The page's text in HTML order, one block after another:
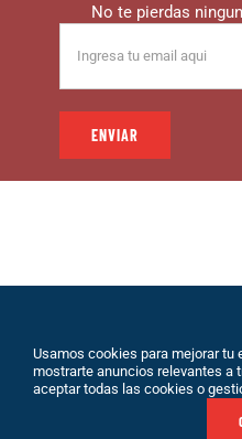
No te pierdas
© 1999 – DECANO – La
Desarrollo: Eolio |Políticas
Nosotros|Terminos de
Usamos cookies para mejorar tu
mostrarte anuncios relevantes a
aceptar todas las cookies o